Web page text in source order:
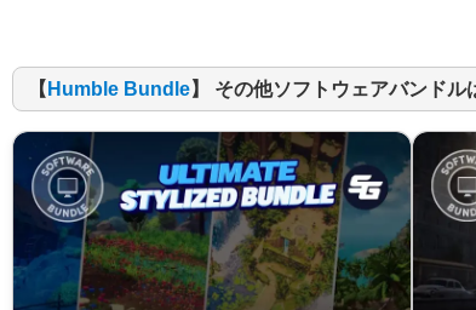
【 Humble Bundle】 その他ソフトウェアバンドル